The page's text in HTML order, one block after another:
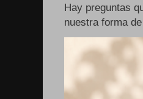
Hay preguntas
nuestra forma